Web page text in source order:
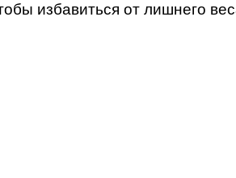
избавиться от лишнего